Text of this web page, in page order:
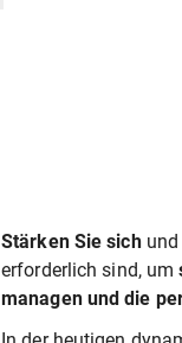
Stärken Sie sichund
erforderlich sind, um
managen und die